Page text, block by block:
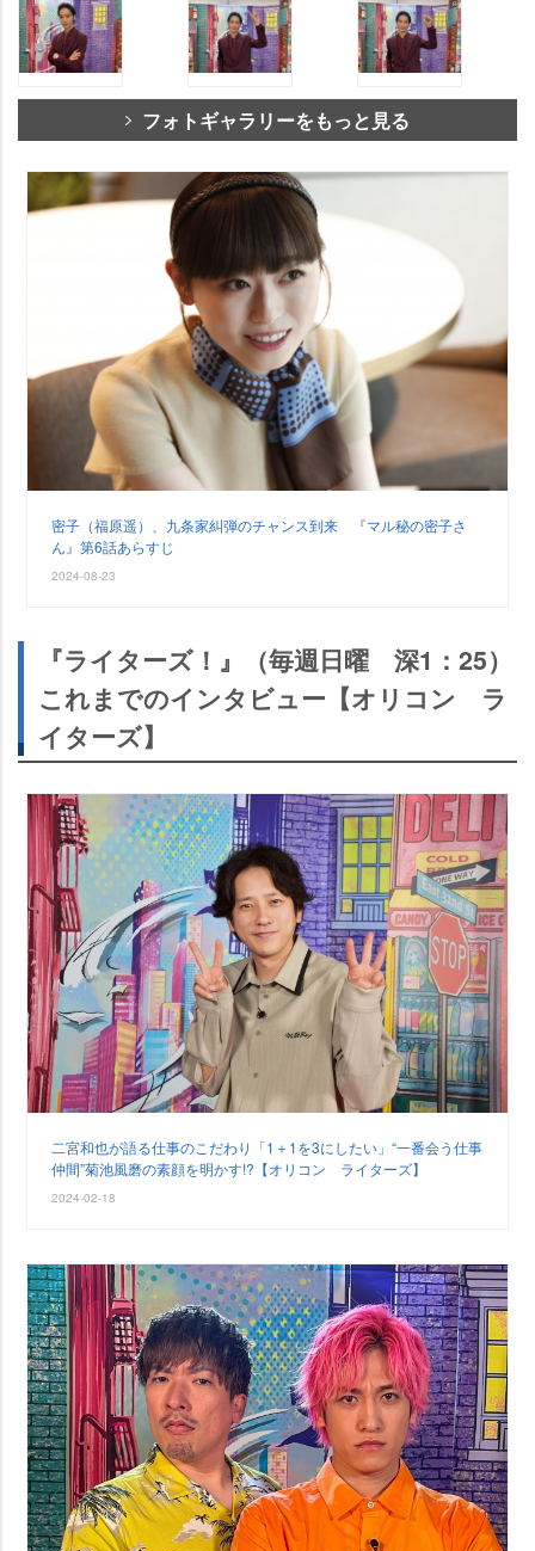
フォトギャラリーをもっと見る
密子（福原遥）、九条家糾弾のチャンス到来 『マル秘の密子さ
ん』第6話あらすじ
2024-08-23
『ライターズ！』（毎週日曜 深1：25）
これまでのインタビュー【オリコン ラ
イターズ】
二宮和也が語る仕事のこだわり「1＋1を3にしたい」“一番会う仕事
仲間”菊池風磨の素顔を明かす!?【オリコン ライターズ】
2024-02-18